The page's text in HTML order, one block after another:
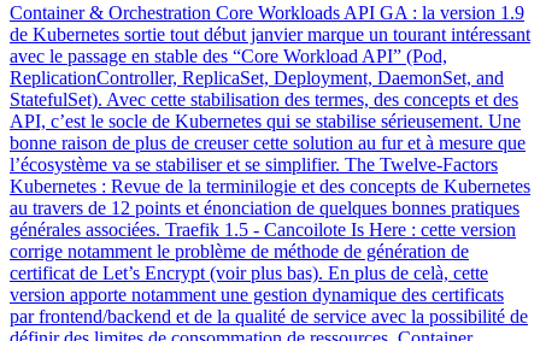
Container & Orchestration Core Workloads API GA : la version 1.9
de Kubernetes sortie tout début janvier marque un tourant intéressant
avec le passage en stable des “Core Workload API” (Pod,
ReplicationController, ReplicaSet, Deployment, DaemonSet, and
StatefulSet). Avec cette stabilisation des termes, des concepts et des
API, c’est le socle de Kubernetes qui se stabilise sérieusement. Une
bonne raison de plus de creuser cette solution au fur et à mesure que
l’écosystème va se stabiliser et se simplifier. The Twelve-Factors
Kubernetes : Revue de la terminilogie et des concepts de Kubernetes
au travers de 12 points et énonciation de quelques bonnes pratiques
générales associées. Traefik 1.5 - Cancoilote Is Here : cette version
corrige notamment le problème de méthode de génération de
certificat de Let’s Encrypt (voir plus bas). En plus de celà, cette
version apporte notamment une gestion dynamique des certificats
par frontend/backend et de la qualité de service avec la possibilité de